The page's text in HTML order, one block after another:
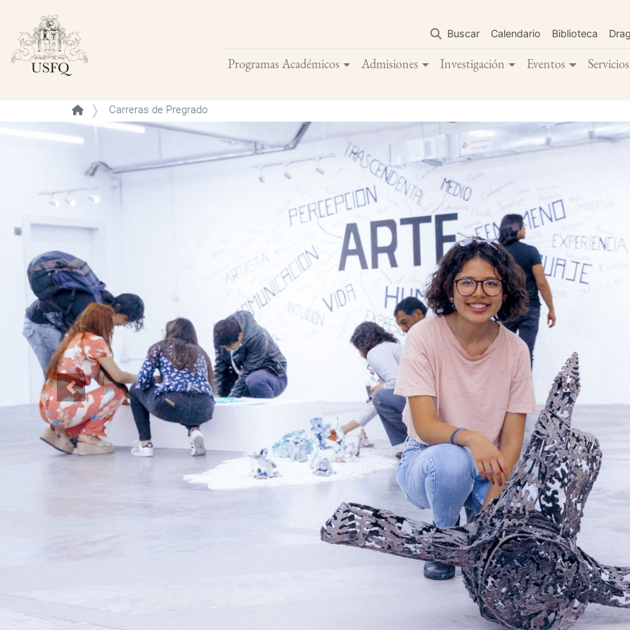
contenido
principal
Buscar Calendario Biblioteca
Programas Académicos Admisiones Investigación Eventos Servicios
Buscar
Carreras de Pregrado
Previous